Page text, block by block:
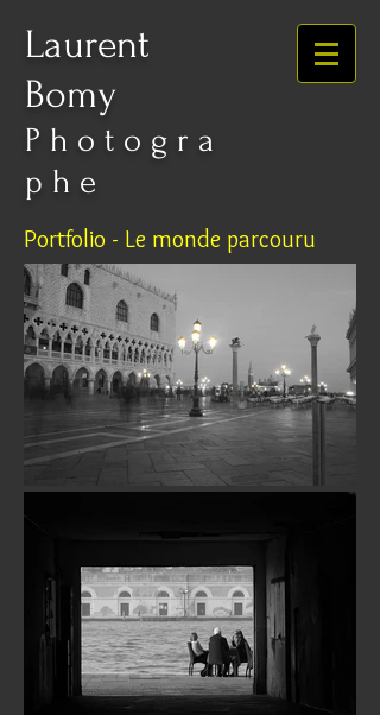
Laurent
Bomy
P h o t o g r a
p h e
Portfolio - Le monde parcouru